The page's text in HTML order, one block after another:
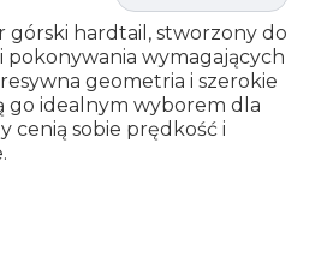
górski hardtail, stworzony do
pokonywania wymagających
geometria i szerokie
go idealnym wyborem dla
cenią sobie prędkość i